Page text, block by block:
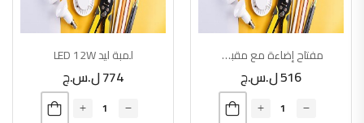
مفتاح إضاءة مع مقبس
516ل.س.ج
لمبة ليد LED 12W
774ل.س.ج